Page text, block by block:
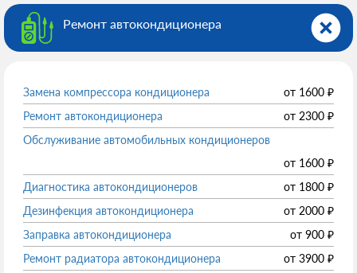
Ремонт автокондиционера
Замена компрессора кондиционера от 1600 ₽
Ремонт автокондиционера
от 2300 ₽
Обслуживание автомобильных кондиционеров
от 1600 ₽
Диагностика автокондиционеров
от 1800 ₽
Дезинфекция автокондиционера
от 2000 ₽
Заправка автокондиционера
от 900 ₽
Ремонт радиатора автокондиционера
от 3900 ₽